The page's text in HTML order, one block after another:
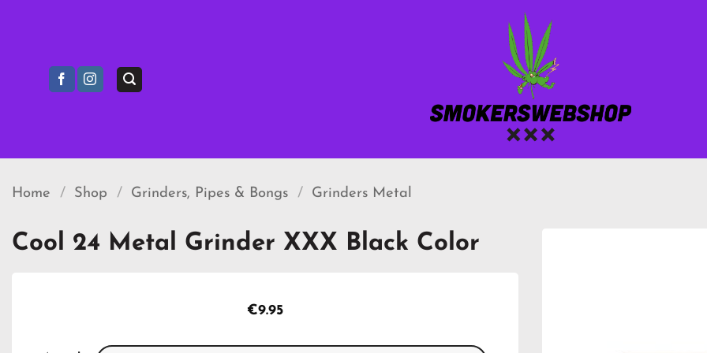
Home / Shop / Grinders, Pipes & Bongs / Grinders Metal
Cool 24 Metal Grinder XXX Black Color
€9.95